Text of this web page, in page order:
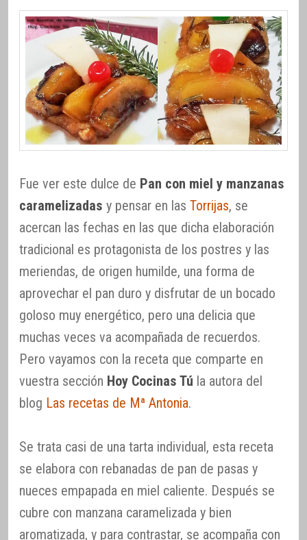
Fue ver este dulce de Pan con miel y manzanas
caramelizadas y pensar en las Torrijas, se
acercan las fechas en las que dicha elaboración
tradicional es protagonista de los postres y las
meriendas, de origen humilde, una forma de
aprovechar el pan duro y disfrutar de un bocado
goloso muy energético, pero una delicia que
muchas veces va acompañada de recuerdos.
Pero vayamos con la receta que comparte en
vuestra sección Hoy Cocinas Tú la autora del
blog Las recetas de Mª Antonia.
Se trata casi de una tarta individual, esta receta
se elabora con rebanadas de pan de pasas y
nueces empapada en miel caliente. Después se
cubre con manzana caramelizada y bien
aromatizada, y para contrastar, se acompaña con